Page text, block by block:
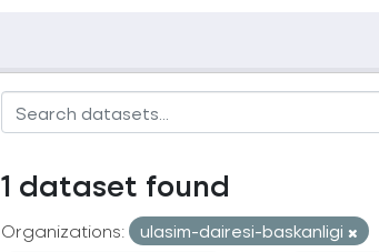
1 dataset found
Organizations: ulasim-dairesi-baskanligi